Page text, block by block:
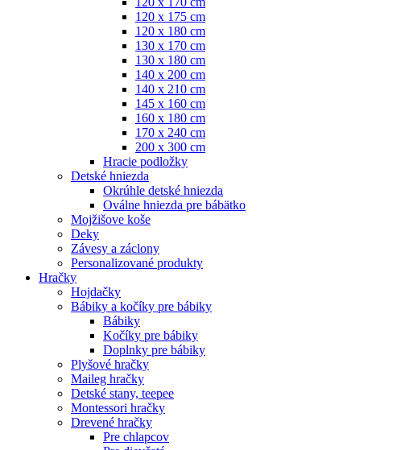
120 x 175 cm
120 x 180 cm
130 x 170 cm
130 x 180 cm
140 x 200 cm
140 x 210 cm
145 x 160 cm
160 x 180 cm
170 x 240 cm
200 x 300 cm
Hracie podložky
Detské hniezda
Okrúhle detské hniezda
Oválne hniezda pre bábätko
Mojžišove koše
Deky
Závesy a záclony
Personalizované produkty
Hračky
Hojdačky
Bábiky a kočíky pre bábiky
Bábiky
Kočíky pre bábiky
Doplnky pre bábiky
Plyšové hračky
Maileg hračky
Detské stany, teepee
Montessori hračky
Drevené hračky
Pre chlapcov